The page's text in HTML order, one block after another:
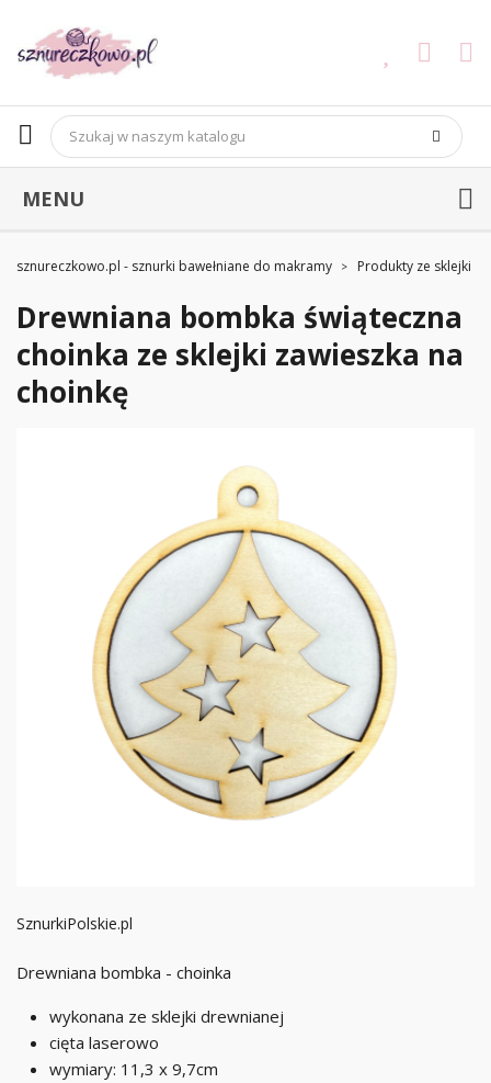
MENU
sznureczkowo.pl - sznurki bawełniane do makramy Produkty ze sklejki
Drewniana bombka świąteczna
choinka ze sklejki zawieszka na
choinkę
SznurkiPolskie.pl
Drewniana bombka - choinka
wykonana ze sklejki drewnianej
cięta laserowo
wymiary: 11,3 x 9,7cm